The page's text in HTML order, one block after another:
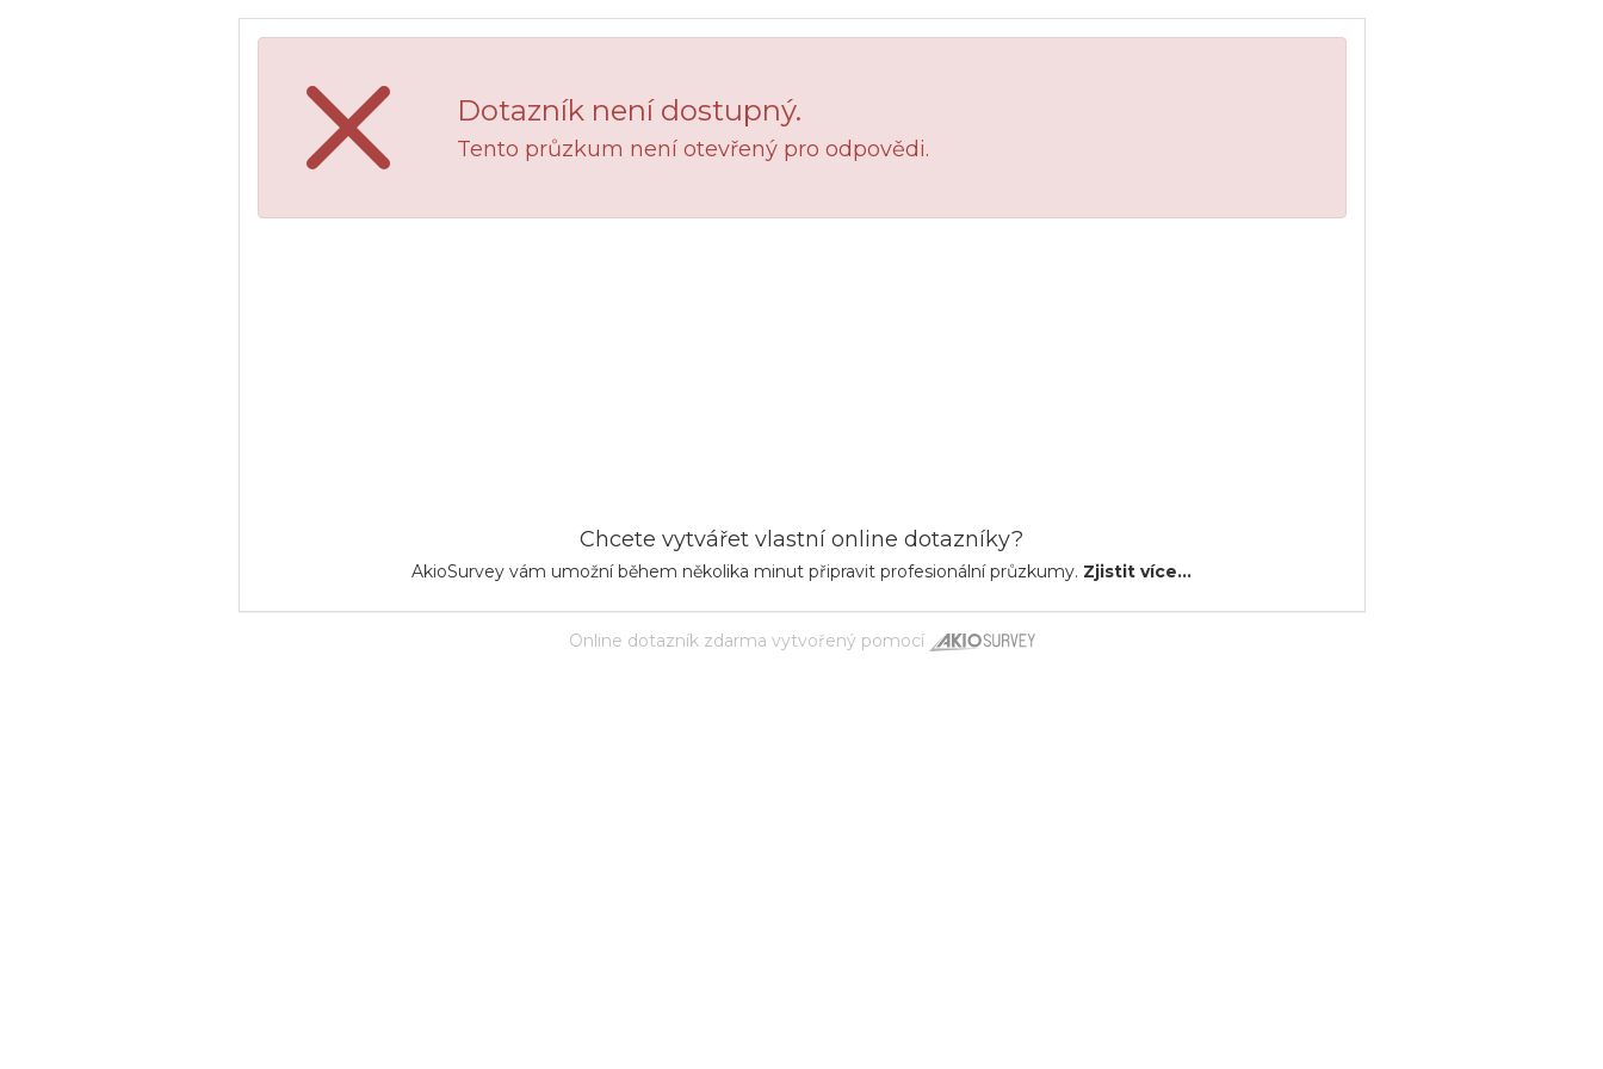
Dotazník není dostupný.
Tento průzkum není otevřený pro odpovědi.
Chcete vytvářet vlastní online dotazníky?
AkioSurvey vám umožní během několika minut připravit profesionální průzkumy. Zjistit více...
Online dotazník zdarma vytvořený pomocí